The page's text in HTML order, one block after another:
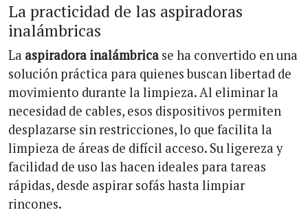
La practicidad de las aspiradoras
inalámbricas
La aspiradora inalámbrica se ha convertido en una
solución práctica para quienes buscan libertad de
movimiento durante la limpieza. Al eliminar la
necesidad de cables, esos dispositivos permiten
desplazarse sin restricciones, lo que facilita la
limpieza de áreas de difícil acceso. Su ligereza y
facilidad de uso las hacen ideales para tareas
rápidas, desde aspirar sofás hasta limpiar
rincones.